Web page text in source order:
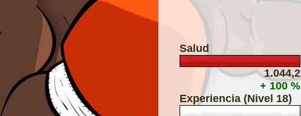
Salud
1.044,2
+ 100 %
Experiencia (Nivel 18)